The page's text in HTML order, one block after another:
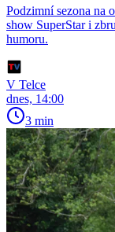
Podzimní sezona na
show SuperStar i
humoru.
V Telce
dnes, 14:00
3 min